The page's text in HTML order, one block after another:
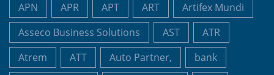
APN
APR APT ART
Artifex Mundi
Asseco Business Solutions
AST
ATR
Atrem
ATT Auto Partner,
bank